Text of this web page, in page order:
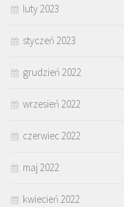
luty 2023
styczeń 2023
grudzień 2022
wrzesień 2022
czerwiec 2022
maj 2022
kwiecień 2022